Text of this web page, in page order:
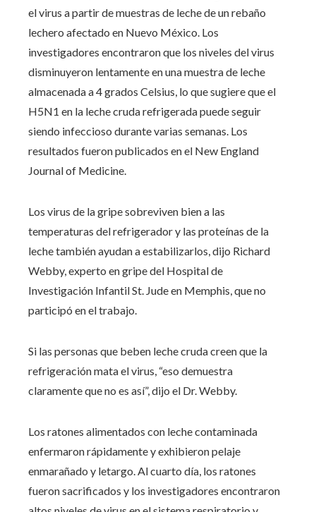
el virus a partir de muestras de leche de un rebaño
lechero afectado en Nuevo México. Los
investigadores encontraron que los niveles del virus
disminuyeron lentamente en una muestra de leche
almacenada a 4 grados Celsius, lo que sugiere que el
H5N1 en la leche cruda refrigerada puede seguir
siendo infeccioso durante varias semanas. Los
resultados fueron publicados en el New England
Journal of Medicine.
Los virus de la gripe sobreviven bien a las
temperaturas del refrigerador y las proteínas de la
leche también ayudan a estabilizarlos, dijo Richard
Webby, experto en gripe del Hospital de
Investigación Infantil St. Jude en Memphis, que no
participó en el trabajo.
Si las personas que beben leche cruda creen que la
refrigeración mata el virus, “eso demuestra
claramente que no es así”, dijo el Dr. Webby.
Los ratones alimentados con leche contaminada
enfermaron rápidamente y exhibieron pelaje
enmarañado y letargo. Al cuarto día, los ratones
fueron sacrificados y los investigadores encontraron